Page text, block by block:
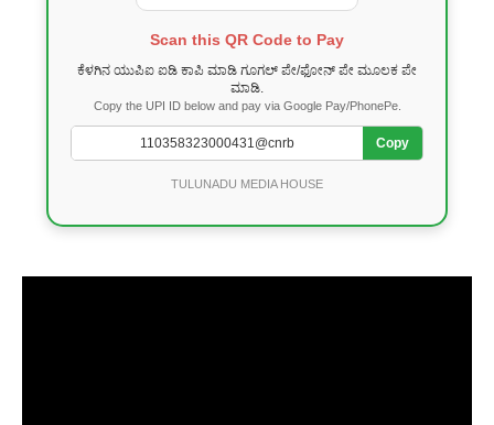
Scan this QR Code to Pay
ಕೆಳಗಿನ ಯುಪಿಐ ಐಡಿ ಕಾಪಿ ಮಾಡಿ ಗೂಗಲ್ ಪೇ/ಫೋನ್ ಪೇ ಮೂಲಕ ಪೇ
ಮಾಡಿ.
Copy the UPI ID below and pay via Google Pay/PhonePe.
Copy
TULUNADU MEDIA HOUSE